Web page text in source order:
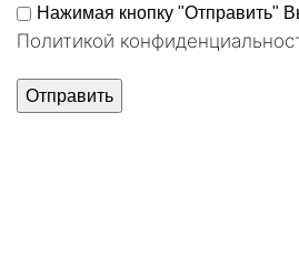
Нажимая кнопку "Отправить"
Политикой